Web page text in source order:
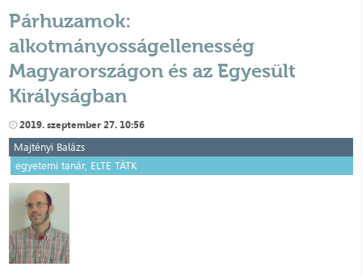
Párhuzamok:
alkotmányosságellenesség
Magyarországon és az Egyesült
Királyságban
2019. szeptember 27. 10:56
Majtényi Balázs
egyetemi tanár, ELTE TÁTK